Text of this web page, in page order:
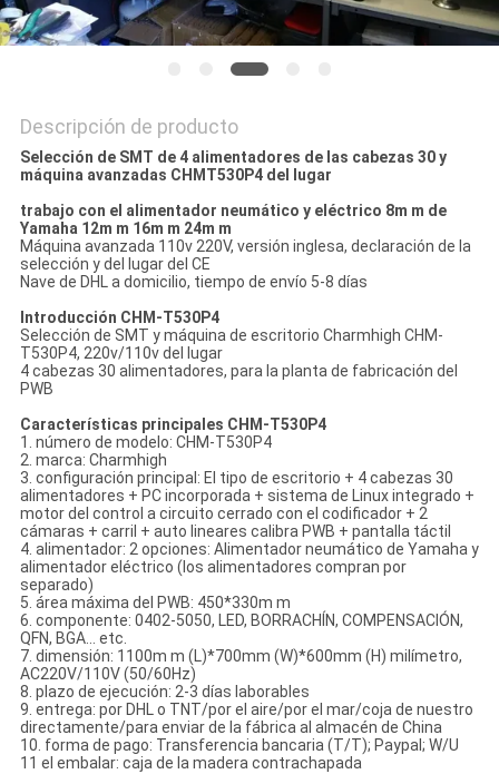
Descripción de producto
Selección de SMT de 4 alimentadores de las cabezas 30 y
máquina avanzadas CHMT530P4 del lugar
trabajo con el alimentador neumático y eléctrico 8m m de
Yamaha 12m m 16m m 24m m
Máquina avanzada 110v 220V, versión inglesa, declaración de la
selección y del lugar del CE
Nave de DHL a domicilio, tiempo de envío 5-8 días
Introducción CHM-T530P4
Selección de SMT y máquina de escritorio Charmhigh CHM-
T530P4, 220v/110v del lugar
4 cabezas 30 alimentadores, para la planta de fabricación del
PWB
Características principales CHM-T530P4
1. número de modelo: CHM-T530P4
2. marca: Charmhigh
3. configuración principal: El tipo de escritorio + 4 cabezas 30
alimentadores + PC incorporada + sistema de Linux integrado +
motor del control a circuito cerrado con el codificador + 2
cámaras + carril + auto lineares calibra PWB + pantalla táctil
4. alimentador: 2 opciones: Alimentador neumático de Yamaha y
alimentador eléctrico (los alimentadores compran por
separado)
5. área máxima del PWB: 450*330m m
6. componente: 0402-5050, LED, BORRACHÍN, COMPENSACIÓN,
QFN, BGA… etc.
7. dimensión: 1100m m (L)*700mm (W)*600mm (H) milímetro,
AC220V/110V (50/60Hz)
8. plazo de ejecución: 2-3 días laborables
9. entrega: por DHL o TNT/por el aire/por el mar/coja de nuestro
directamente/para enviar de la fábrica al almacén de China
10. forma de pago: Transferencia bancaria (T/T); Paypal; W/U
11 el embalar: caja de la madera contrachapada